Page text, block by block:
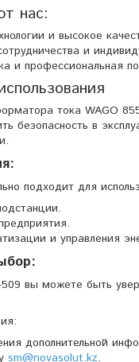
нас:
и высокое
и
и профессиональная
тока WAGO
безопасность в
подходит для
и управления
вы можете быть
дополнительной
sm@novasolut.kz.